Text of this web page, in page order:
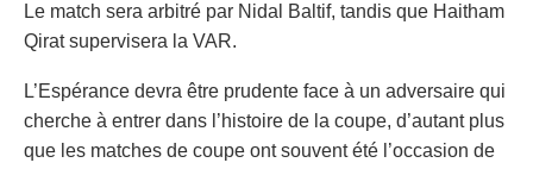
Le match sera arbitré par Nidal Baltif, tandis que Haitham
Qirat supervisera la VAR.
L’Espérance devra être prudente face à un adversaire qui
cherche à entrer dans l’histoire de la coupe, d’autant plus
que les matches de coupe ont souvent été l’occasion de